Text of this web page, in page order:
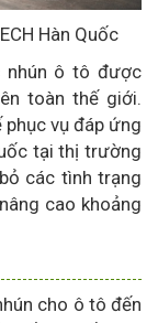
Hàn Quốc
nhún ô tô được
toàn thế giới.
phục vụ đáp ứng
tại thị trường
các tình trạng
cao khoảng
cho ô tô đến